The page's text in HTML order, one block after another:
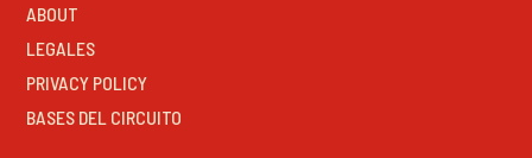
ABOUT
LEGALES
PRIVACY POLICY
BASES DEL CIRCUITO